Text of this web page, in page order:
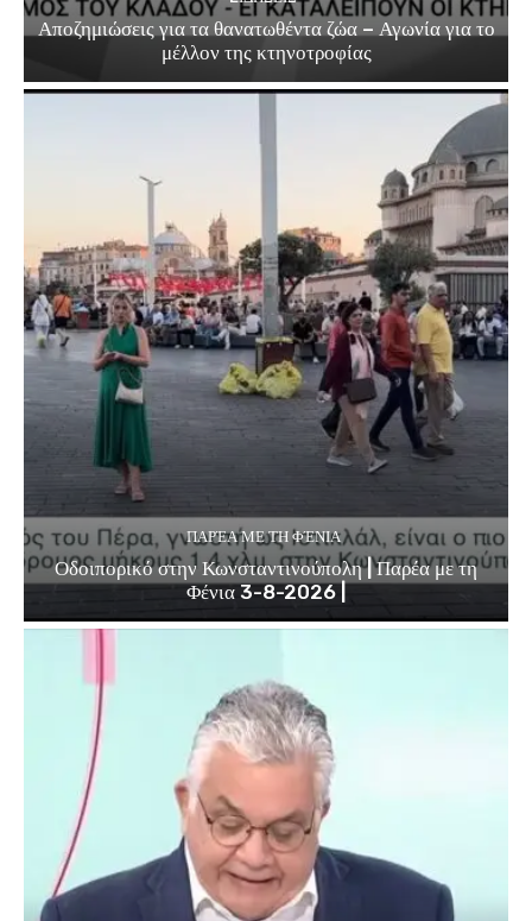
Αποζημιώσεις για τα θανατωθέντα ζώα – Αγωνία για το
μέλλον της κτηνοτροφίας
ΠΑΡΈΑ ΜΕ ΤΗ ΦΈΝΙΑ
Οδοιπορικό στην Κωνσταντινούπολη | Παρέα με τη
Φένια 3-8-2026 |